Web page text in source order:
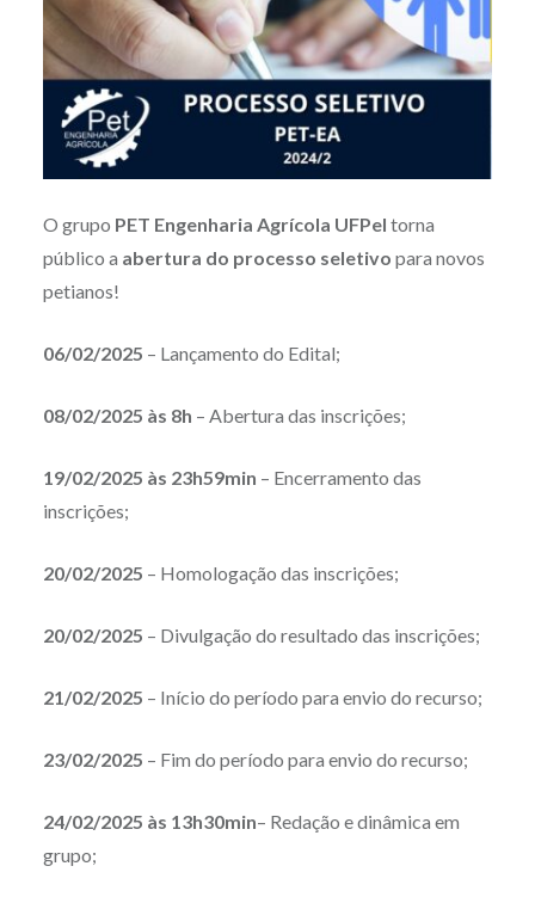
O grupo PET Engenharia Agrícola UFPel torna
público a abertura do processo seletivo para novos
petianos!
06/02/2025 – Lançamento do Edital;
08/02/2025 às 8h – Abertura das inscrições;
19/02/2025 às 23h59min – Encerramento das
inscrições;
20/02/2025 – Homologação das inscrições;
20/02/2025 – Divulgação do resultado das inscrições;
21/02/2025 – Início do período para envio do recurso;
23/02/2025 – Fim do período para envio do recurso;
24/02/2025 às 13h30min– Redação e dinâmica em
grupo;